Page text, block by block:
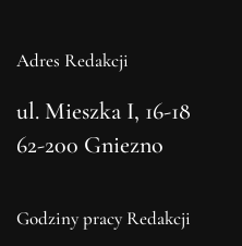
Adres Redakcji
ul. Mieszka I, 16-18
62-200 Gniezno
Godziny pracy Redakcji